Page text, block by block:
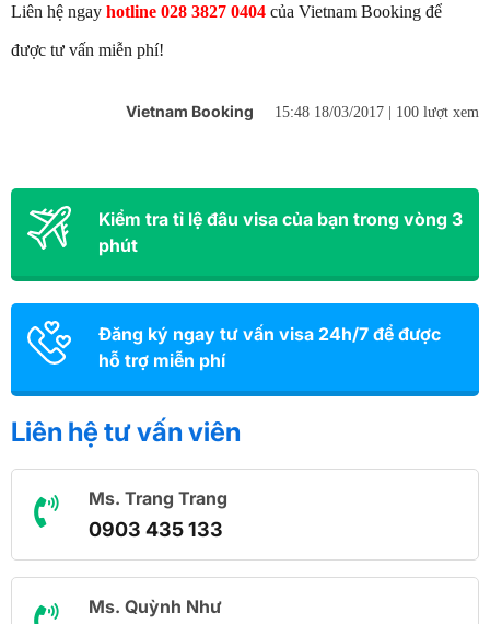
Liên hệ ngay hotline 028 3827 0404 của Vietnam Booking để
được tư vấn miễn phí!
Vietnam Booking 15:48 18/03/2017 | 100 lượt xem
Kiểm tra tỉ lệ đâu visa của bạn trong vòng 3
phút
Đăng ký ngay tư vấn visa 24h/7 để được
hỗ trợ miễn phí
Liên hệ tư vấn viên
Ms. Trang Trang
0903 435 133
Ms. Quỳnh Như